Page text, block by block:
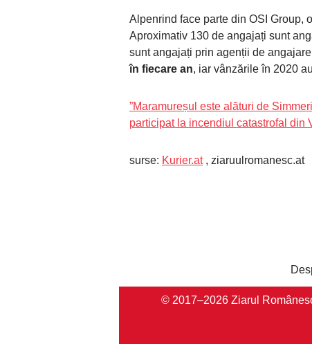
Alpenrind face parte din OSI Group,
Aproximativ 130 de angajați sunt
sunt angajați prin agenții de
în fiecare an, iar vânzările în 2020
”Maramureșul este alături de
participat la incendiul catastrofal din
surse: Kurier.at, ziaruulromanesc.at
© 2017–2026 Ziarul